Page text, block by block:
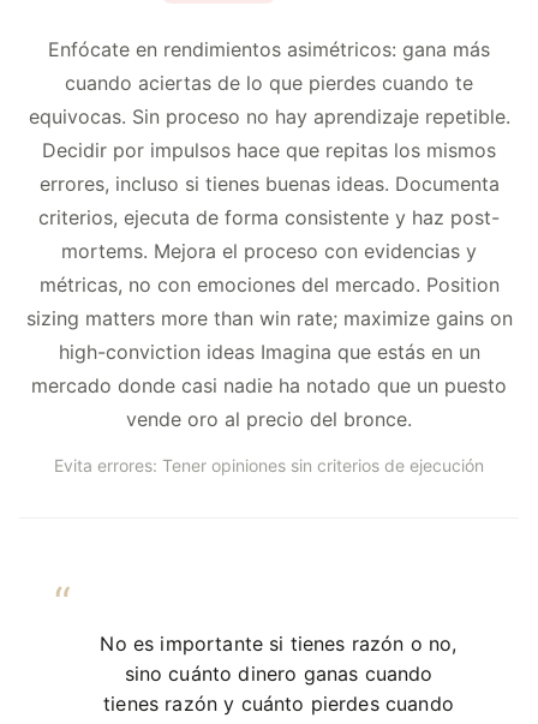
Enfócate en rendimientos asimétricos: gana más
cuando aciertas de lo que pierdes cuando te
equivocas. Sin proceso no hay aprendizaje repetible.
Decidir por impulsos hace que repitas los mismos
errores, incluso si tienes buenas ideas. Documenta
criterios, ejecuta de forma consistente y haz post-
mortems. Mejora el proceso con evidencias y
métricas, no con emociones del mercado. Position
sizing matters more than win rate; maximize gains on
high-conviction ideas Imagina que estás en un
mercado donde casi nadie ha notado que un puesto
vende oro al precio del bronce.
Evita errores: Tener opiniones sin criterios de ejecución
No es importante si tienes razón o no,
sino cuánto dinero ganas cuando
tienes razón y cuánto pierdes cuando